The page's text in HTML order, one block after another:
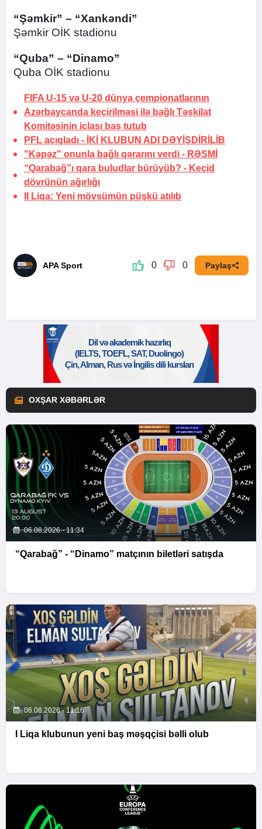
“Şəmkir” – “Xankəndi”
Şəmkir OİK stadionu
“Quba” – “Dinamo”
Quba OİK stadionu
FIFA U-15 və U-20 dünya çempionatlarının
Azərbaycanda keçirilməsi ilə bağlı Təşkilat
Komitəsinin iclası baş tutub
PFL açıqladı -
İKİ KLUBUN ADI DƏYİŞDİRİLİB
"Kəpəz" onunla bağlı qərarını verdi - RƏSMİ
“Qarabağ”ı qara buludlar bürüyüb? - Keçid
dövrünün ağırlığı
II Liqa: Yeni mövsümün püşkü atılıb
APA Sport 0 0 Paylaş
OXŞAR XƏBƏRLƏR
06.08.2026 - 11:34
“Qarabağ” - “Dinamo” matçının biletləri satışda
06.08.2026 - 11:16
I Liqa klubunun yeni baş məşqçisi bəlli olub